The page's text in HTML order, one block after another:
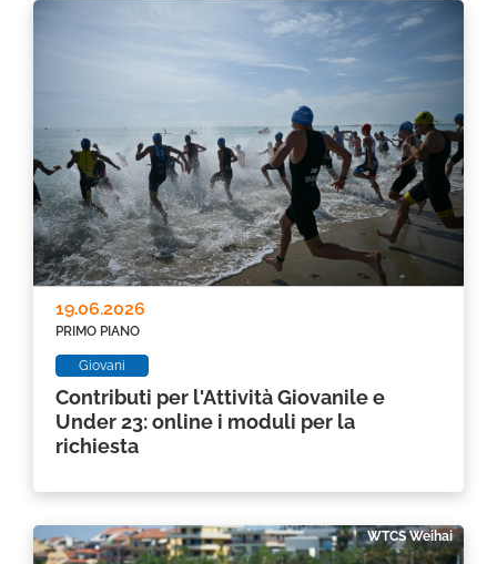
Contributi per l'Attività Giovanile e
Under 23: online i moduli per la
richiesta
PRIMO PIANO
19.06.2026
Giovani
WTCS Weihai